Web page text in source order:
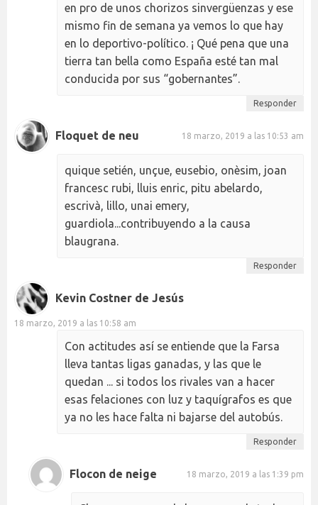
en pro de unos chorizos sinvergüenzas y ese
mismo fin de semana ya vemos lo que hay
en lo deportivo-político. ¡ Qué pena que una
tierra tan bella como España esté tan mal
conducida por sus “gobernantes”.
Responder
Floquet de neu 18 marzo, 2019 a las 10:53 am
quique setién, unçue, eusebio, onèsim, joan
francesc rubi, lluis enric, pitu abelardo,
escrivà, lillo, unai emery,
guardiola...contribuyendo a la causa
blaugrana.
Responder
Kevin Costner de Jesús
18 marzo, 2019 a las 10:58 am
Con actitudes así se entiende que la Farsa
lleva tantas ligas ganadas, y las que le
quedan ... si todos los rivales van a hacer
esas felaciones con luz y taquígrafos es que
ya no les hace falta ni bajarse del autobús.
Responder
Flocon de neige 18 marzo, 2019 a las 1:39 pm